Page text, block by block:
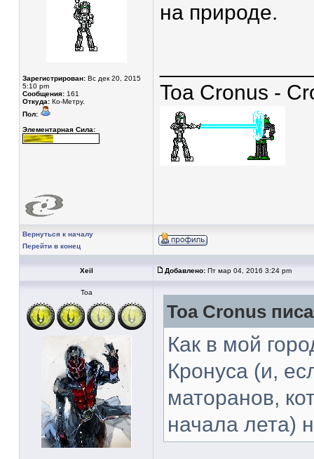
Зарегистрирован: Вс дек 20, 2015
5:10 pm
Сообщения: 161
Откуда: Ко-Метру.
Пол:
Элементарная Сила:
на природе.
Toa Cronus -
Вернуться к началу
Перейти в конец
Xeil Добавлено: Пт мар 04, 2016 3:24 pm
Тоа
Toa Cronus
Как в мой
Кронуса (и,
маторанов,
начала лета)